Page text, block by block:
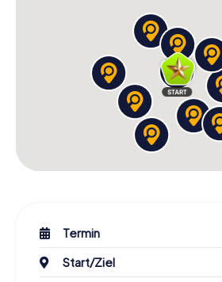
Termin
Start/Ziel